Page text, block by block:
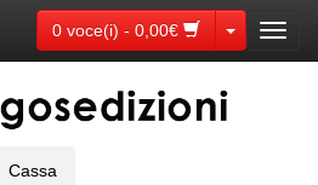
0 voce(i) - 0,00€ Toggle
Cassa